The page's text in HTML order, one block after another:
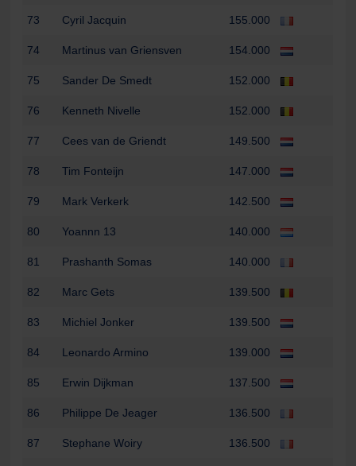
73 Cyril Jacquin 155.000
74 Martinus van Griensven 154.000
75 Sander De Smedt 152.000
76 Kenneth Nivelle 152.000
77 Cees van de Griendt 149.500
78 Tim Fonteijn 147.000
79 Mark Verkerk 142.500
80 Yoannn 13 140.000
81 Prashanth Somas 140.000
82 Marc Gets 139.500
83 Michiel Jonker 139.500
84 Leonardo Armino 139.000
85 Erwin Dijkman 137.500
86 Philippe De Jeager 136.500
87 Stephane Woiry 136.500